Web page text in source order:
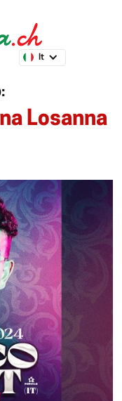
It
Losanna